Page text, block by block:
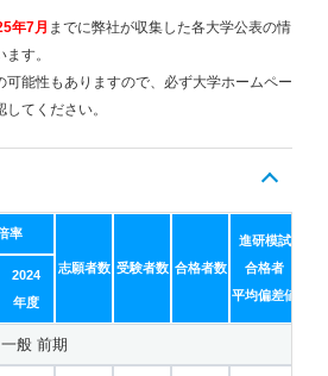
年7月 までに弊社が収集した各大学公表の情
す。
能性もありますので、必ず大学ホームペー
てください。
率
志願者数 受験者数 合格者数
進研模試
合格者
平均偏差値
2024
年度
般 前期